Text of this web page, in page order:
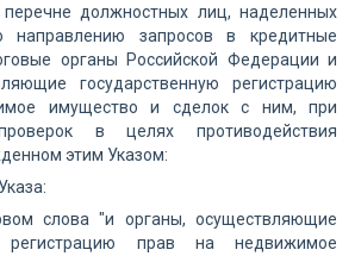
должностных лиц, наделенных
направлению запросов в кредитные
органы Российской Федерации и
государственную регистрацию
имущество и сделок с ним, при
в целях противодействия
этим Указом:
слова "и органы, осуществляющие
регистрацию прав на недвижимое